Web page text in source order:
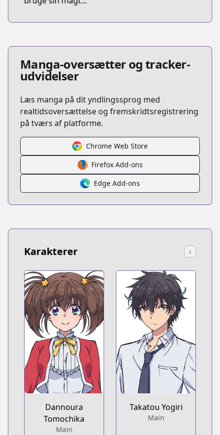
Manga-oversætter og tracker-
udvidelser
Læs manga på dit yndlingssprog med
realtidsoversættelse og fremskridtsregistrering
på tværs af platforme.
Chrome Web Store
Firefox Add-ons
Edge Add-ons
Karakterer ↓
Dannoura
Tomochika
Main
Takatou Yogiri
Main